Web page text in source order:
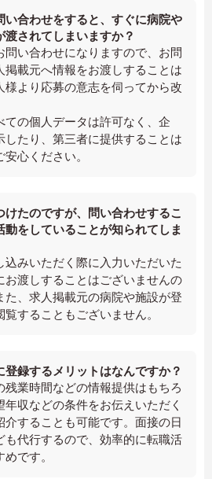
い合わせをすると、すぐに病院や
渡されてしまいますか？
問い合わせになりますので、お問
掲載元へ情報をお渡しすることは
様より応募の意志を伺ってから改
ての個人データは許可なく、企
したり、第三者に提供することは
心ください。
けたのですが、問い合わせするこ
動をしていることが知られてしま
込みいただく際に入力いただいた
お渡しすることはございませんの
た、求人掲載元の病院や施設が登
することもございません。
登録するメリットはなんですか？
残業時間などの情報提供はもちろ
年収などの条件をお伝えいただく
介することも可能です。面接の日
も代行するので、効率的に転職活
です。